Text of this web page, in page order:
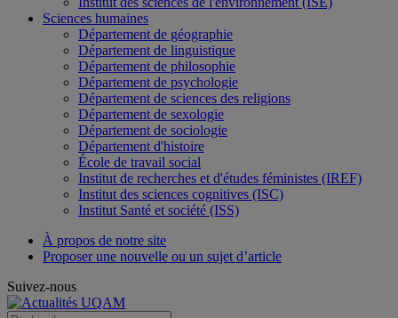
Sciences humaines
Département de géographie
Département de linguistique
Département de philosophie
Département de psychologie
Département de sciences des religions
Département de sexologie
Département de sociologie
Département d'histoire
École de travail social
Institut de recherches et d'études féministes (IREF)
Institut des sciences cognitives (ISC)
Institut Santé et société (ISS)
À propos de notre site
Proposer une nouvelle ou un sujet d’article
Suivez-nous